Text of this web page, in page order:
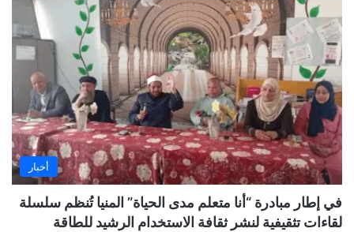
أخبار
في إطار مبادرة “أنا متعلم مدى الحياة” المنيا تُنظم سلسلة
لقاءات تثقيفية لنشر ثقافة الاستخدام الرشيد للطاقة